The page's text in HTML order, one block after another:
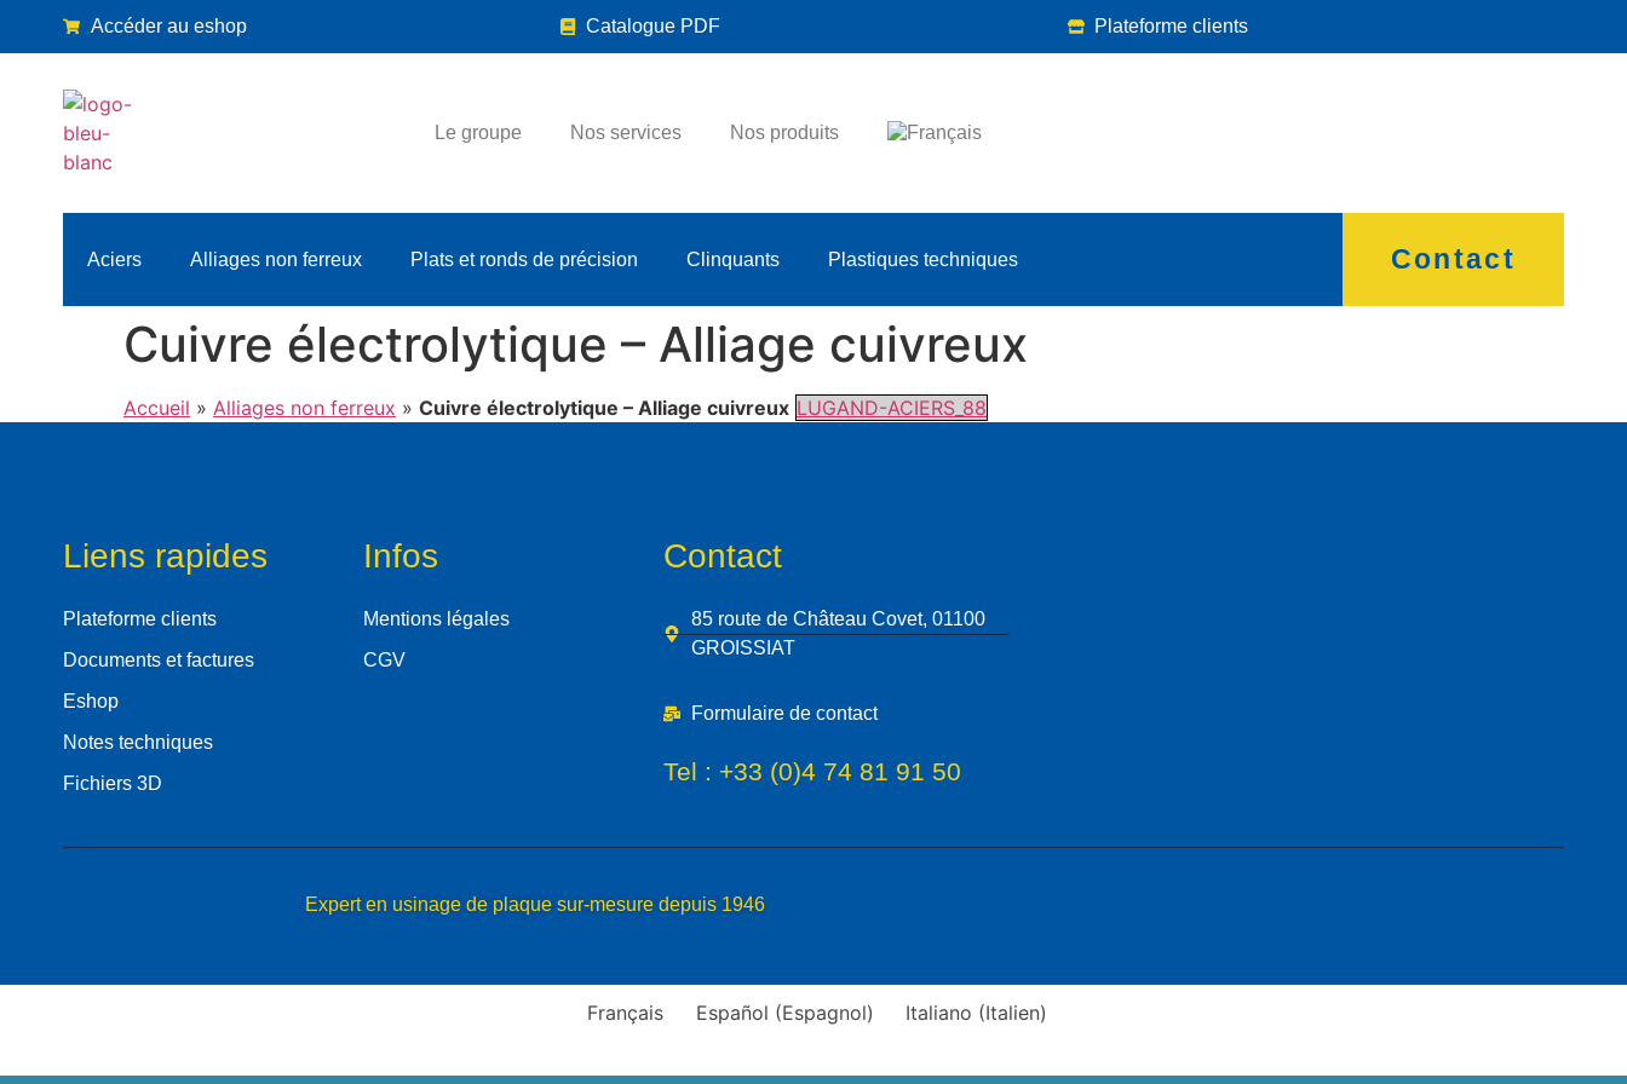
Accéder au eshop Catalogue PDF Plateforme clients
Le groupe Nos services Nos produits
Aciers Alliages non ferreux Plats et ronds de précision Clinquants Plastiques techniques Contact
Cuivre électrolytique – Alliage cuivreux
Accueil » Alliages non ferreux » Cuivre électrolytique – Alliage cuivreux LUGAND-ACIERS_88
Liens rapides
Plateforme clients
Documents et factures
Eshop
Notes techniques
Fichiers 3D
Infos
Mentions légales
CGV
Contact
85 route de Château Covet, 01100
GROISSIAT
Formulaire de contact
Tel : +33 (0)4 74 81 91 50
Expert en usinage de plaque sur-mesure depuis 1946
Français Español (Espagnol) Italiano (Italien)